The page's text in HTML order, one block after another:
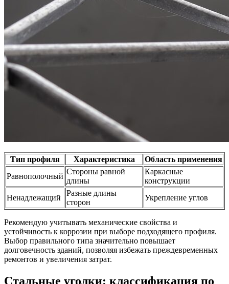
Тип профиля Характеристика
Область применения
Равнополочный
Стороны равной
длины
Каркасные
конструкции
Ненадлежащий
Разные длины
сторон
Укрепление углов
Рекомендую учитывать механические свойства и
устойчивость к коррозии при выборе подходящего профиля.
Выбор правильного типа значительно повышает
долговечность зданий, позволяя избежать преждевременных
ремонтов и увеличения затрат.
Стальные уголки: классификация по